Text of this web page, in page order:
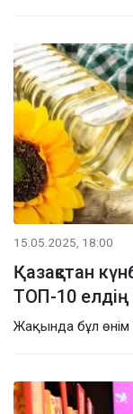
15.05.2025, 18:00
Қазақстан
ТОП-10 елдің
Жақында бұл